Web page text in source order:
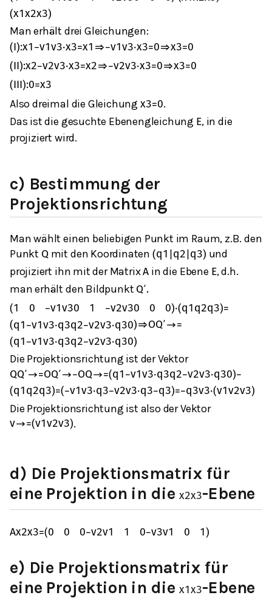
(x1 x2x3)
Man erhält drei Gleichungen:
( ):x1 −v1 v3⋅x3=x1 ⇒−v1 v3⋅x3=0⇒x3=0
(
):x2−v2v3⋅x3=x2⇒−v2v3⋅x3=0⇒x3=0
(
):0=x3
Also dreimal die Gleichung x3=0.
Das ist die gesuchte Ebenengleichung E, in die
projiziert wird.
c) Bestimmung der
Projektionsrichtung
Man wählt einen beliebigen Punkt im Raum, z.B. den
Punkt Qmit den Koordinaten (q1 q2 q3) und
projiziert ihn mit der MatrixA in die Ebene E, d.h.
man erhält den Bildpunkt Q′.
(1 0 −v1 v30 1 −v2v30 0 0)⋅(q1 q2q3)=
(q1 −v1 v3⋅q3q2−v2v3⋅q30)⇒OQ′ →=
(q1 −v1 v3⋅q3q2−v2v3⋅q30)
Die Projektionsrichtung ist der Vektor
QQ′→=OQ′→−OQ→=(q1 −v1 v3⋅q3q2−v2v3⋅q30)−
(q1 q2q3)=(−v1 v3⋅q3−v2v3⋅q3−q3)=−q3v3⋅(v1 v2v3)
Die Projektionsrichtung ist also der Vektor
v→=(v1 v2v3).
d) Die Projektionsmatrix für
eine Projektion in diex2x3-Ebene
Ax2x3=(0 0 0−v2v1 1 0−v3v1 0 1 )
e) Die Projektionsmatrix für
eine Projektion in diex1x3-Ebene